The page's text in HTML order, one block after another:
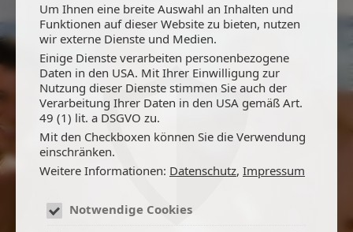
NEWS
Um Ihnen eine breite Auswahl an Inhalten und
Funktionen auf dieser Website zu bieten, nutzen
wir externe Dienste und Medien.
Einige Dienste verarbeiten personenbezogene
Daten in den USA. Mit Ihrer Einwilligung zur
Nutzung dieser Dienste stimmen Sie auch der
Verarbeitung Ihrer Daten in den USA gemäß Art.
49 (1) lit. a DSGVO zu.
Mit den Checkboxen können Sie die Verwendung
einschränken.
Weitere Informationen: Datenschutz, Impressum
Notwendige Cookies